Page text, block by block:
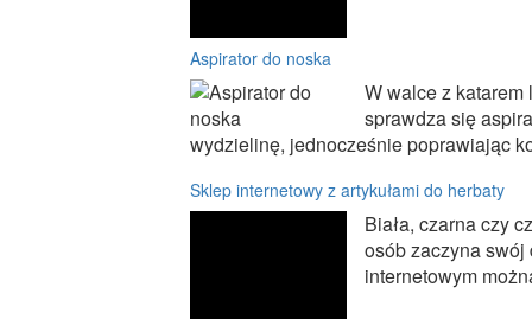
Aspirator do noska
W walce z katarem
sprawdza się
wydzielinę, jednocześnie poprawiając
Sklep internetowy z artykułami do herbaty
Biała, czarna czy
osób zaczyna swój
internetowym